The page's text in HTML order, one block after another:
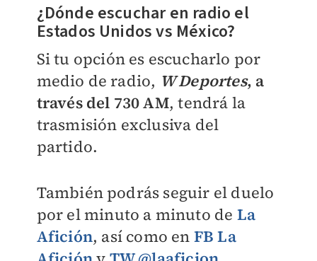
¿Dónde escuchar en radio el
Estados Unidos vs México?
Si tu opción es escucharlo por
medio de radio, W Deportes, a
través del 730 AM, tendrá la
trasmisión exclusiva del
partido.
También podrás seguir el duelo
por el minuto a minuto de La
Afición, así como en FB La